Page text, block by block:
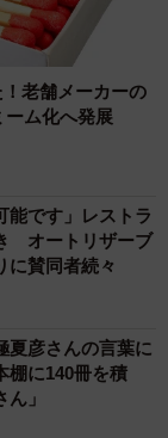
！老舗メーカーの
ム化へ発展
能です」レストラ
オートリザーブ
に賛同者続々
夏彦さんの言葉に
棚に140冊を積
」